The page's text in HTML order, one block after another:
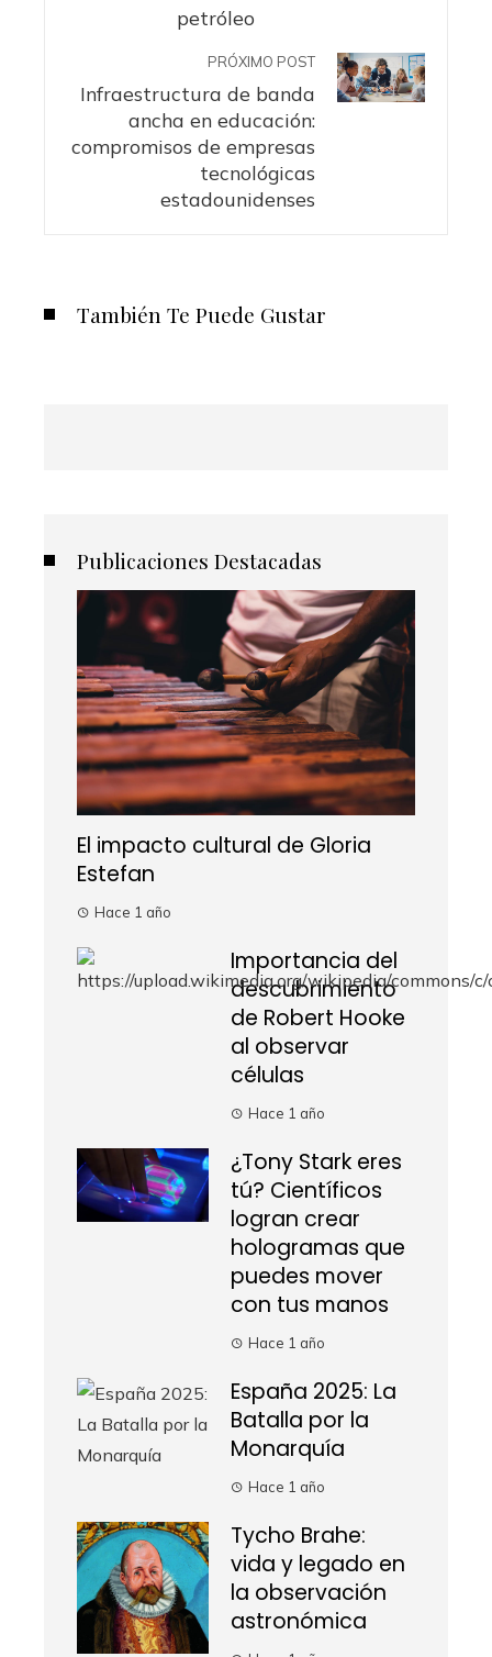
petróleo
PRÓXIMO POST
Infraestructura de banda
ancha en educación:
compromisos de empresas
tecnológicas
estadounidenses
También Te Puede Gustar
Publicaciones Destacadas
El impacto cultural de Gloria
Estefan
Hace 1 año
Importancia del
descubrimiento
de Robert Hooke
al observar
células
Hace 1 año
¿Tony Stark eres
tú? Científicos
logran crear
hologramas que
puedes mover
con tus manos
Hace 1 año
España 2025: La
Batalla por la
Monarquía
Hace 1 año
Tycho Brahe:
vida y legado en
la observación
astronómica